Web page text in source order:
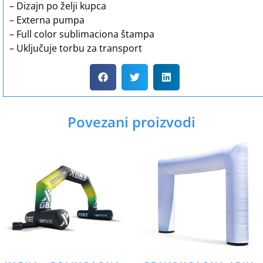
– Dizajn po želji kupca
– Externa pumpa
– Full color sublimaciona štampa
– Uključuje torbu za transport
Povezani proizvodi